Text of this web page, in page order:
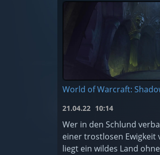
World of Warcraft:
21.04.22 10:14
Wer in den Schlund
einer trostlosen
liegt ein wildes Land